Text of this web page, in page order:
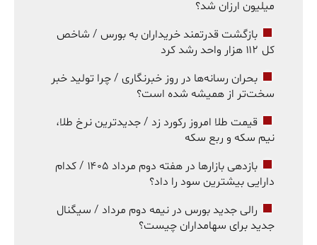
میلیون ارزان شد؟
بازگشت قدرتمند خریداران به بورس / شاخص
کل ۱۱۲ هزار واحد رشد کرد
بحران رسانه‌ها در روز خبرنگاری / چرا تولید خبر
سخت‌تر از همیشه شده است؟
قیمت طلا امروز رکورد زد / جدیدترین نرخ طلا،
نیم سکه و ربع سکه
بازدهی بازارها در هفته دوم مرداد ۱۴۰۵ / کدام
دارایی بیشترین سود را داد؟
رالی جدید بورس در نیمه دوم مرداد / سیگنال
جدید برای سهامداران چیست؟